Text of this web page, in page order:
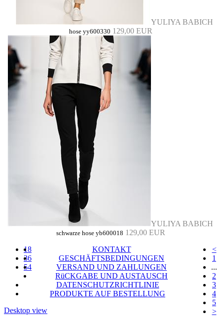
YULIYA BABICH
hose yy600330 129,00 EUR
YULIYA BABICH
schwarze hose yb600018 129,00 EUR
18
36
54
<
1
...
2
3
4
5
>
KONTAKT
GESCHÄFTSBEDINGUNGEN
VERSAND UND ZAHLUNGEN
RüCKGABE UND AUSTAUSCH
DATENSCHUTZRICHTLINIE
PRODUKTE AUF BESTELLUNG
Desktop view